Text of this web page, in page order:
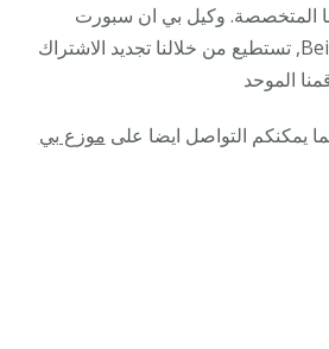
باقات
المتخصصة. وكيل بي ان سبورت
الكويت اشتراك Bein Sport, تستطيع من خلالنا تجديد الاشتراك
الموحد
يمكنكم التواصل ايضا على موزع بي